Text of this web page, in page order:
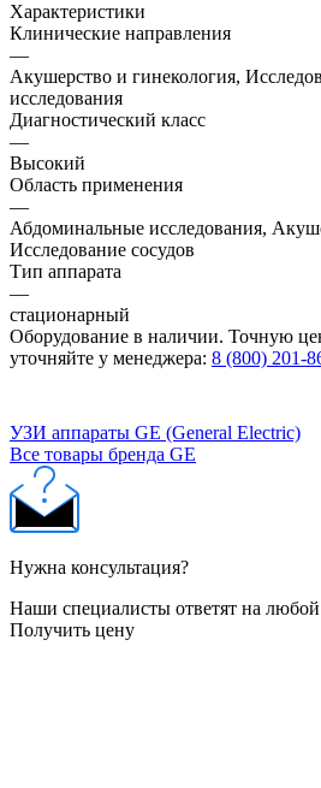
Характеристики
Клинические направления
—
Акушерство и гинекология,
исследования
Диагностический класс
—
Высокий
Область применения
—
Абдоминальные исследования,
Исследование сосудов
Тип аппарата
—
стационарный
Оборудование в наличии. Точную
уточняйте у менеджера: 8 (800) 201-
УЗИ аппараты GE (General Electric)
Все товары бренда GE
Нужна консультация?
Наши специалисты ответят на
Получить цену